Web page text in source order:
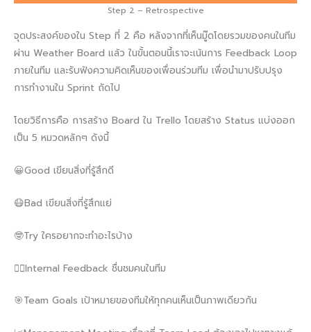
Step 2 – Retrospective
จุดประสงค์ของใน Step ที่ 2 คือ หลังจากที่เห็นมู๊ดโดยรวมของคนในทีม
ผ่าน Weather Board แล้ว ในขั้นตอนนี้เราจะเน้นการ Feedback Loop
ภายในทีม และรับฟังความคิดเห็นของเพื่อนร่วมทีม เพื่อนำมาปรับปรุง
การทำงานใน Sprint ถัดไป
โดยวิธีการคือ การสร้าง Board ใน Trello โดยสร้าง Status แบ่งออก
เป็น 5 หมวดหลักๆ ดังนี้
😀Good เขียนสิ่งที่รู้สึกดี
😷Bad เขียนสิ่งที่รู้สึกแย่
🤓Try ใครอยากจะทำอะไรบ้าง
🙆‍♀️Internal Feedback ชื่นชมคนในทีม
🎯Team Goals เป้าหมายของทีมให้ทุกคนเห็นเป็นภาพเดียวกัน